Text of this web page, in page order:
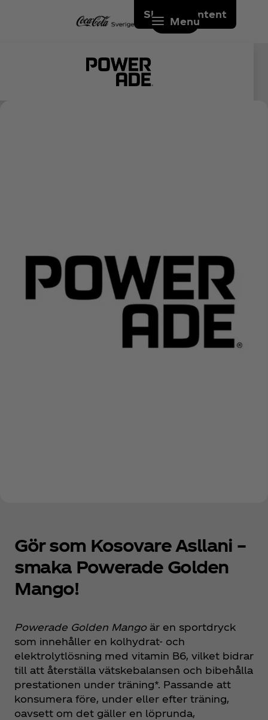
Skip to content
Menu
Gör som Kosovare Asllani –
smaka Powerade Golden
Mango!
Powerade Golden Mangoär en sportdryck
som innehåller en kolhydrat- och
elektrolytlösning med vitamin B6, vilket bidrar
till att återställa vätskebalansen och bibehålla
prestationen under träning*. Passande att
konsumera före, under eller efter träning,
oavsett om det gäller en löprunda,